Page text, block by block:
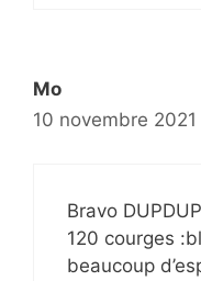
Mo
10 novembre 2021
Bravo
120 courges
beaucoup